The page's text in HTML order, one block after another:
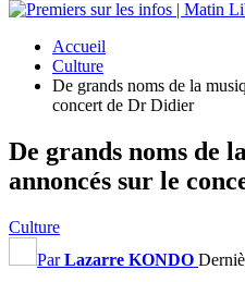
Accueil
Culture
De grands noms de la
concert de Dr Didier
De grands noms de
annoncés sur le
Culture
ParLazarre KONDO